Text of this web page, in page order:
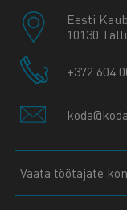
Eesti
10130
+372 604
Vaata töötajate